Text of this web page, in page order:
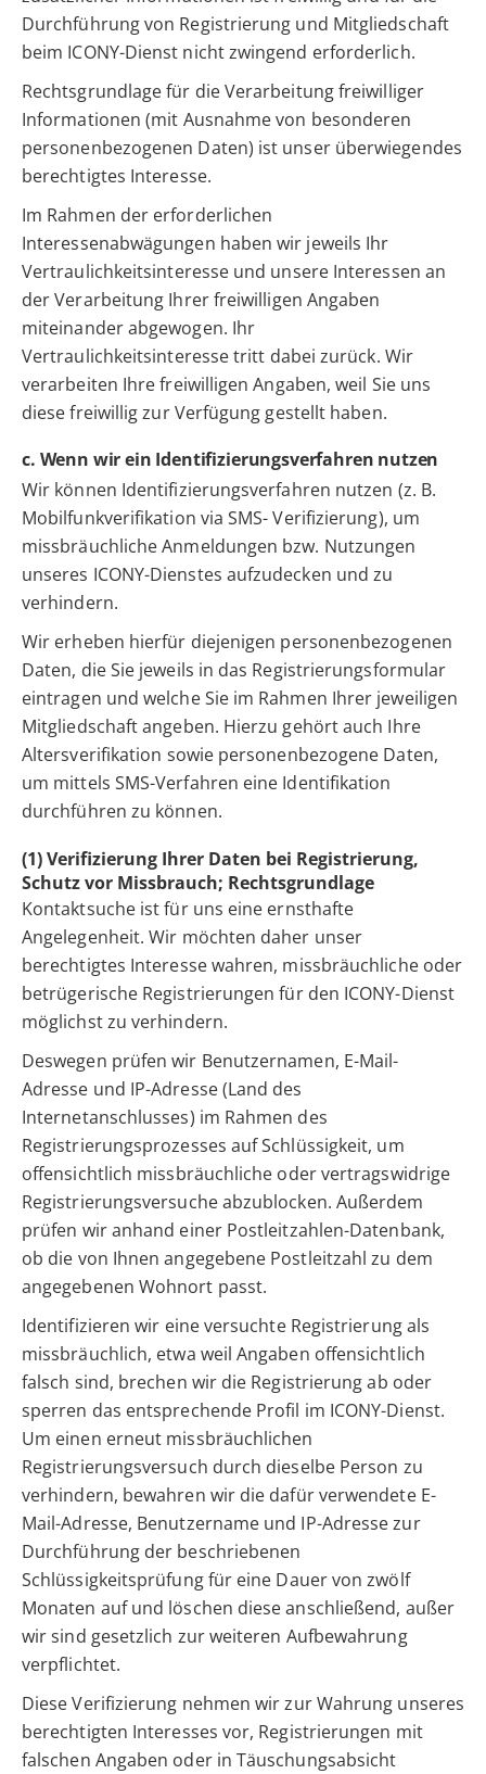
Durchführung von Registrierung und Mitgliedschaft
beim ICONY-Dienst nicht zwingend erforderlich.
Rechtsgrundlage für die Verarbeitung freiwilliger
Informationen (mit Ausnahme von besonderen
personenbezogenen Daten) ist unser überwiegendes
berechtigtes Interesse.
Im Rahmen der erforderlichen
Interessenabwägungen haben wir jeweils Ihr
Vertraulichkeitsinteresse und unsere Interessen an
der Verarbeitung Ihrer freiwilligen Angaben
miteinander abgewogen. Ihr
Vertraulichkeitsinteresse tritt dabei zurück. Wir
verarbeiten Ihre freiwilligen Angaben, weil Sie uns
diese freiwillig zur Verfügung gestellt haben.
c. Wenn wir ein Identifizierungsverfahren nutzen
Wir können Identifizierungsverfahren nutzen (z. B.
Mobilfunkverifikation via SMS- Verifizierung), um
missbräuchliche Anmeldungen bzw. Nutzungen
unseres ICONY-Dienstes aufzudecken und zu
verhindern.
Wir erheben hierfür diejenigen personenbezogenen
Daten, die Sie jeweils in das Registrierungsformular
eintragen und welche Sie im Rahmen Ihrer jeweiligen
Mitgliedschaft angeben. Hierzu gehört auch Ihre
Altersverifikation sowie personenbezogene Daten,
um mittels SMS-Verfahren eine Identifikation
durchführen zu können.
(1) Verifizierung Ihrer Daten bei Registrierung,
Schutz vor Missbrauch; Rechtsgrundlage
Kontaktsuche ist für uns eine ernsthafte
Angelegenheit. Wir möchten daher unser
berechtigtes Interesse wahren, missbräuchliche oder
betrügerische Registrierungen für den ICONY-Dienst
möglichst zu verhindern.
Deswegen prüfen wir Benutzernamen, E-Mail-
Adresse und IP-Adresse (Land des
Internetanschlusses) im Rahmen des
Registrierungsprozesses auf Schlüssigkeit, um
offensichtlich missbräuchliche oder vertragswidrige
Registrierungsversuche abzublocken. Außerdem
prüfen wir anhand einer Postleitzahlen-Datenbank,
ob die von Ihnen angegebene Postleitzahl zu dem
angegebenen Wohnort passt.
Identifizieren wir eine versuchte Registrierung als
missbräuchlich, etwa weil Angaben offensichtlich
falsch sind, brechen wir die Registrierung ab oder
sperren das entsprechende Profil im ICONY-Dienst.
Um einen erneut missbräuchlichen
Registrierungsversuch durch dieselbe Person zu
verhindern, bewahren wir die dafür verwendete E-
Mail-Adresse, Benutzername und IP-Adresse zur
Durchführung der beschriebenen
Schlüssigkeitsprüfung für eine Dauer von zwölf
Monaten auf und löschen diese anschließend, außer
wir sind gesetzlich zur weiteren Aufbewahrung
verpflichtet.
Diese Verifizierung nehmen wir zur Wahrung unseres
berechtigten Interesses vor, Registrierungen mit
falschen Angaben oder in Täuschungsabsicht